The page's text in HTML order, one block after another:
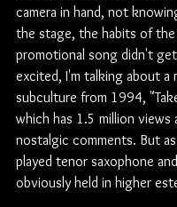
camera in hand, not
the stage, the habits of
promotional song didn't
excited, I'm talking about a
subculture from 1994,
which has 1.5 million views
nostalgic comments. But
played tenor saxophone
obviously held in higher